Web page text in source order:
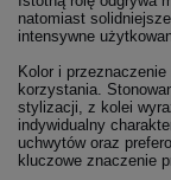
natomiast
intensywne
Kolor i
korzystania.
stylizacji, z kolei
indywidualny
uchwytów oraz
kluczowe znaczenie